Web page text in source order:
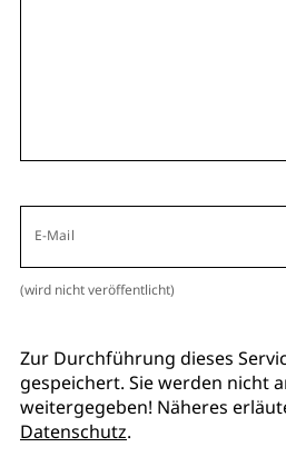
E-Mail
(wird nicht veröffentlicht)
Zur Durchführung dieses
gespeichert. Sie werden nicht
weitergegeben! Näheres
Datenschutz.